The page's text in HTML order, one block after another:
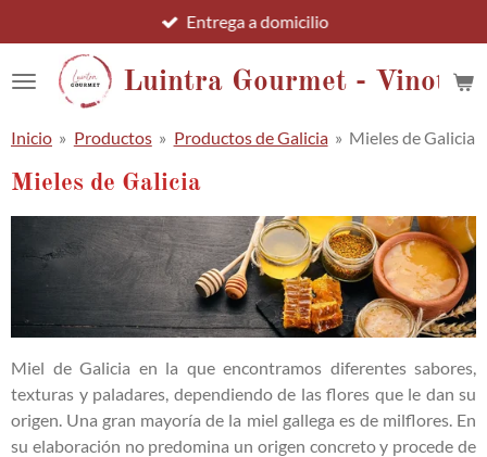
al
contenido
principal
Luintra Gourmet -
Entrega a domicilio
Inicio » Productos » Productos de Galicia » Mieles de Galicia
Mieles de Galicia
Miel de Galicia en la que encontramos diferentes sabores,
texturas y paladares, dependiendo de las flores que le dan su
origen. Una gran mayoría de la miel gallega es de milflores. En
su elaboración no predomina un origen concreto y procede de